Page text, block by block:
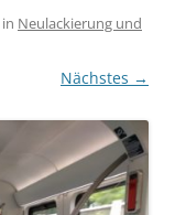
in Neulackierung und
Nächstes →